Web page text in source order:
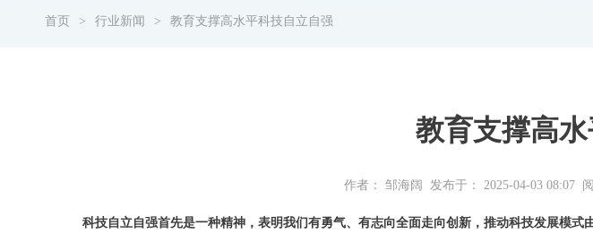
首页 行业新闻 教育支撑高水平科技自立自强
教育支撑高
作者： 邹海阔 发布于： 2025-04-03 08:07
科技自立自强首先是一种精神，表明我们有勇气、有志向全面走向创新，推动科技发展模